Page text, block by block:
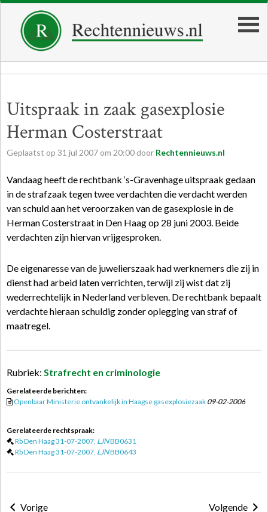
Uitspraak in zaak gasexplosie
Herman Costerstraat
Geplaatst op 31 jul 2007 om 20:00 door Rechtennieuws.nl
Vandaag heeft de rechtbank ‘s-Gravenhage uitspraak gedaan
in de strafzaak tegen twee verdachten die verdacht werden
van schuld aan het veroorzaken van de gasexplosie in de
Herman Costerstraat in Den Haag op 28 juni 2003. Beide
verdachten zijn hiervan vrijgesproken.
De eigenaresse van de juwelierszaak had werknemers die zij in
dienst had arbeid laten verrichten, terwijl zij wist dat zij
wederrechtelijk in Nederland verbleven. De rechtbank bepaalt
verdachte hieraan schuldig zonder oplegging van straf of
maatregel.
Rubriek: Strafrecht en criminologie
Gerelateerde berichten:
Openbaar Ministerie ontvankelijk in Haagse gasexplosiezaak 09-02-2006
Gerelateerde rechtspraak:
Rb Den Haag 31-07-2007, LJNBB0631
Rb Den Haag 31-07-2007, LJNBB0643
Vorige
Volgende